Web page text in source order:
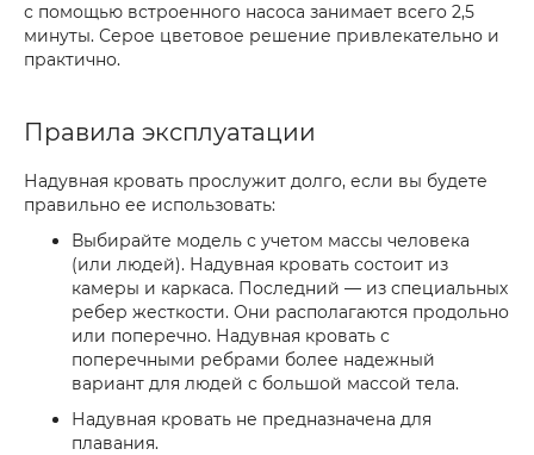
с помощью встроенного насоса занимает всего 2,5
минуты. Серое цветовое решение привлекательно и
практично.
Правила эксплуатации
Надувная кровать прослужит долго, если вы будете
правильно ее использовать:
Выбирайте модель с учетом массы человека
(или людей). Надувная кровать состоит из
камеры и каркаса. Последний — из специальных
ребер жесткости. Они располагаются продольно
или поперечно. Надувная кровать с
поперечными ребрами более надежный
вариант для людей с большой массой тела.
Надувная кровать не предназначена для
плавания.